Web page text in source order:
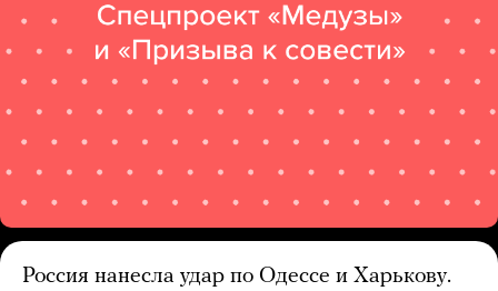
Россия нанесла удар по Одессе и Харькову.